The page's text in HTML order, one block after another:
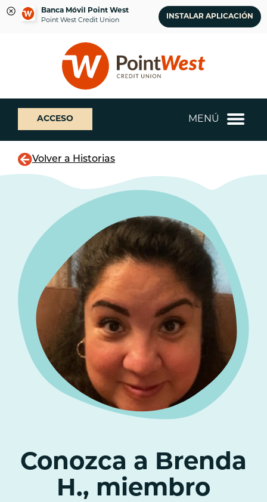
Banca Móvil Point West
Point West Credit Union
INSTALAR APLICACIÓN
sesión
banca
web
¿Qué
podemos
ayudarte
a
ACCESO MENÚ
Volver a Historias
Conozca a Brenda
H., miembro